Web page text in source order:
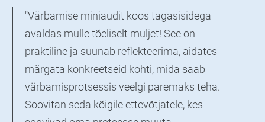
"Värbamise miniaudit koos tagasisidega
avaldas mulle tõeliselt muljet! See on
praktiline ja suunab reflekteerima, aidates
märgata konkreetseid kohti, mida saab
värbamisprotsessis veelgi paremaks teha.
Soovitan seda kõigile ettevõtjatele, kes